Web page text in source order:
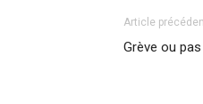
Article
Grève ou